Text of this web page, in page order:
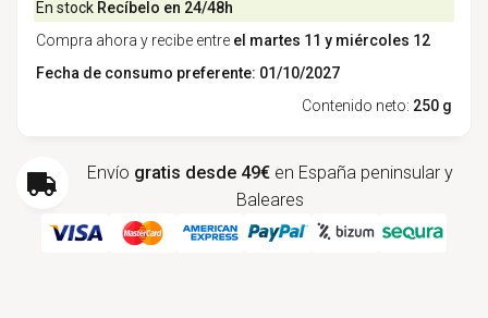
En stock Recíbelo en 24/48h
Compra ahora y recibe entre el martes 11 y miércoles 12
Fecha de consumo preferente: 01/10/2027
Contenido neto: 250 g
Envío gratis desde 49€ en España peninsular y
Baleares